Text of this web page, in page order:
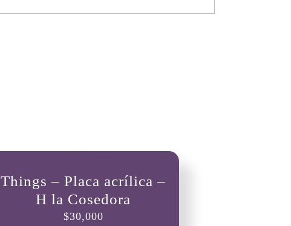
Things – Placa acrílica –
H la Cosedora
$30,000